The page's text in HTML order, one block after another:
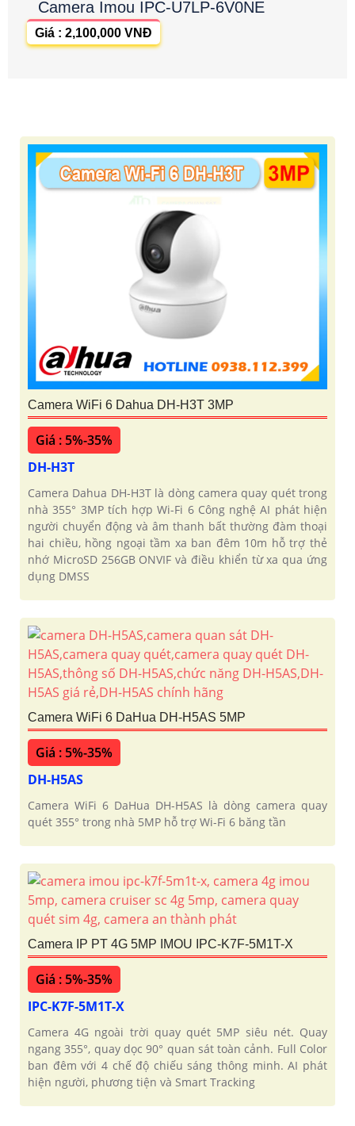
Camera Imou IPC-U7LP-6V0NE
Giá : 2,100,000 VNĐ
Camera WiFi 6 Dahua DH-H3T 3MP
Giá : 5%-35%
DH-H3T
Camera Dahua DH-H3T là dòng camera quay quét trong
nhà 355° 3MP tích hợp Wi-Fi 6 Công nghệ AI phát hiện
người chuyển động và âm thanh bất thường đàm thoại
hai chiều, hồng ngoại tầm xa ban đêm 10m hỗ trợ thẻ
nhớ MicroSD 256GB ONVIF và điều khiển từ xa qua ứng
dụng DMSS
Camera WiFi 6 DaHua DH-H5AS 5MP
Giá : 5%-35%
DH-H5AS
Camera WiFi 6 DaHua DH-H5AS là dòng camera quay
quét 355° trong nhà 5MP hỗ trợ Wi-Fi 6 băng tần
Camera IP PT 4G 5MP IMOU IPC-K7F-5M1T-X
Giá : 5%-35%
IPC-K7F-5M1T-X
Camera 4G ngoài trời quay quét 5MP siêu nét. Quay
ngang 355°, quay dọc 90° quan sát toàn cảnh. Full Color
ban đêm với 4 chế độ chiếu sáng thông minh. AI phát
hiện người, phương tiện và Smart Tracking